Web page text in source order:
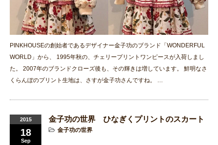
PINKHOUSEの創始者であるデザイナー金子功のブランド「WONDERFUL
WORLD」から、 1995年秋の、チェリープリントワンピースが入荷しまし
た。 2007年のブランドクローズ後も、その輝きは増しています。 鮮明なさ
くらんぼのプリント生地は、さすが金子功さんですね。 …
2015
18
Sep
金子功の世界 ひなぎくプリントのスカート
金子功の世界